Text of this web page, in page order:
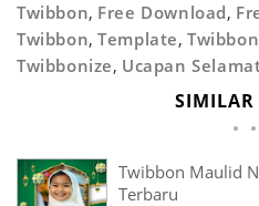
Twibbon, Free Download,
Twibbon,Template,Twibbon
Twibbonize, Ucapan
SIMILAR
Twibbon Maulid
Terbaru